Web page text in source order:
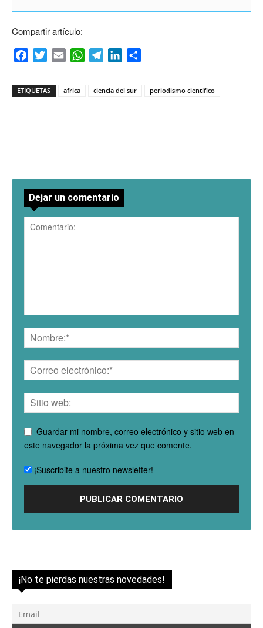
Compartir artículo:
FacebookTwitterEmail WhatsAppTelegramLinkedIn
ETIQUETAS africa ciencia del sur periodismo científico
Dejar un comentario
Guardar mi nombre, correo electrónico y sitio web en
este navegador la próxima vez que comente.
¡Suscribite a nuestro newsletter!
¡No te pierdas nuestras novedades!